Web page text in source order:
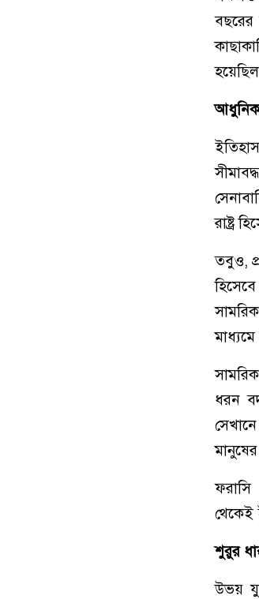
বছরের
আধুনিক
রাষ্ট্র
তবুও,
ধরন
ফরাসি
থেকেই
শুরুর
উভয়